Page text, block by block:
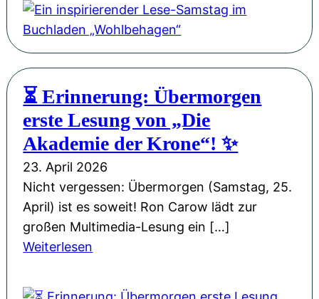
a
s
t
n
d
e
r
H
L
u
d
-
g
l
e
„
M
a
n
i
s
s
i
o
n
W
e
i
h
n
a
c
n
i
n
p
i
r
i
e
d
⏳ Erinnerung: Übermorgen
erste Lesung von „Die
Akademie der Krone“! ✨
23. April 2026
Nicht vergessen: Übermorgen (Samstag, 25.
April) ist es soweit! Ron Carow lädt zur
großen Multimedia-Lesung ein […]
Weiterlesen